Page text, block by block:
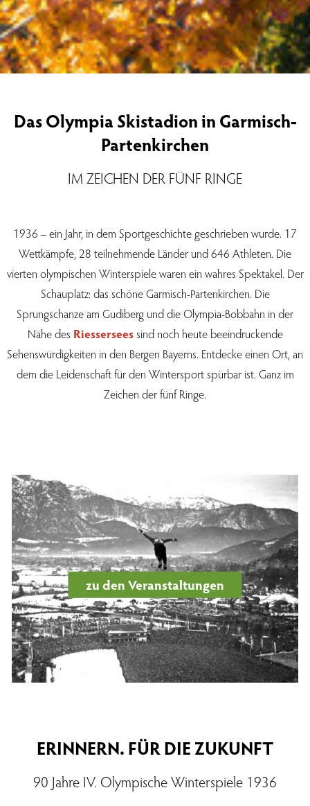
Das Olympia Skistadion in Garmisch-
Partenkirchen
IM ZEICHEN DER FÜNF RINGE
1936 – ein Jahr, in dem Sportgeschichte geschrieben wurde. 17
Wettkämpfe, 28 teilnehmende Länder und 646 Athleten. Die
vierten olympischen Winterspiele waren ein wahres Spektakel. Der
Schauplatz: das schöne Garmisch-Partenkirchen. Die
Sprungschanze am Gudiberg und die Olympia-Bobbahn in der
Nähe des Riesserseessind noch heute beeindruckende
Sehenswürdigkeiten in den Bergen Bayerns. Entdecke einen Ort, an
dem die Leidenschaft für den Wintersport spürbar ist. Ganz im
Zeichen der fünf Ringe.
zu den Veranstaltungen
ERINNERN. FÜR DIE ZUKUNFT
90 Jahre IV. Olympische Winterspiele 1936